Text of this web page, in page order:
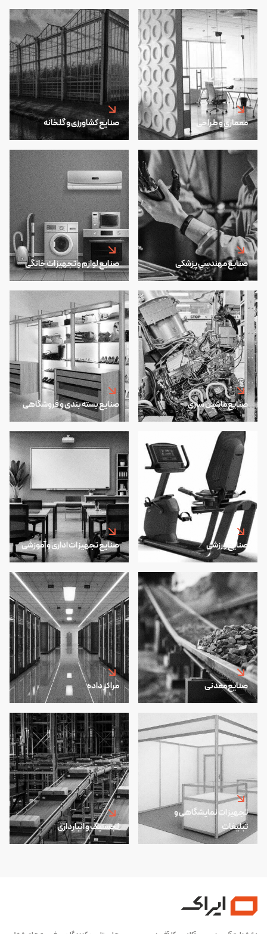
معماری و طراحی صنایع کشاورزی و گلخانه
صنایع مهندسی پزشکی صنایع لوازم و تجهیزات خانگی
صنایع ماشین سازی صنایع بسته بندی و فروشگاهی
صنایع ورزشی صنایع تجهیزات اداری و آموزشی
صنایع معدنی مراکز داده
تجهیزات نمایشگاهی و
تبلیغات
لجستیک و انبارداری